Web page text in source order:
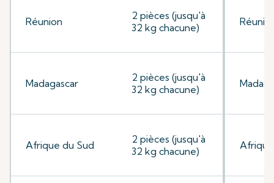
Réunion
2 pièces (jusqu'à
32 kg chacune)
Madagascar
2 pièces (jusqu'à
32 kg chacune)
Afrique du Sud
2 pièces (jusqu'à
32 kg chacune)